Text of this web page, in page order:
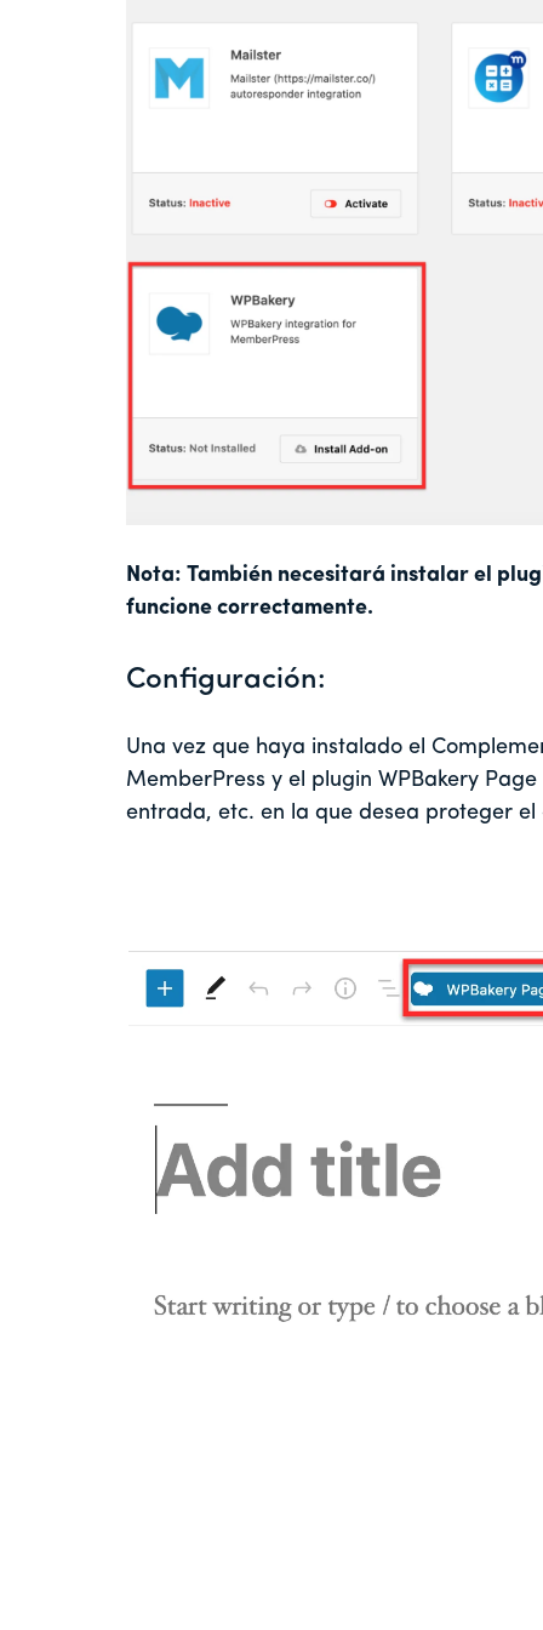
Nota: También necesitará instalar el
funcione correctamente.
Configuración:
Una vez que haya instalado el
MemberPress y el plugin WPBakery
entrada, etc. en la que desea proteger el